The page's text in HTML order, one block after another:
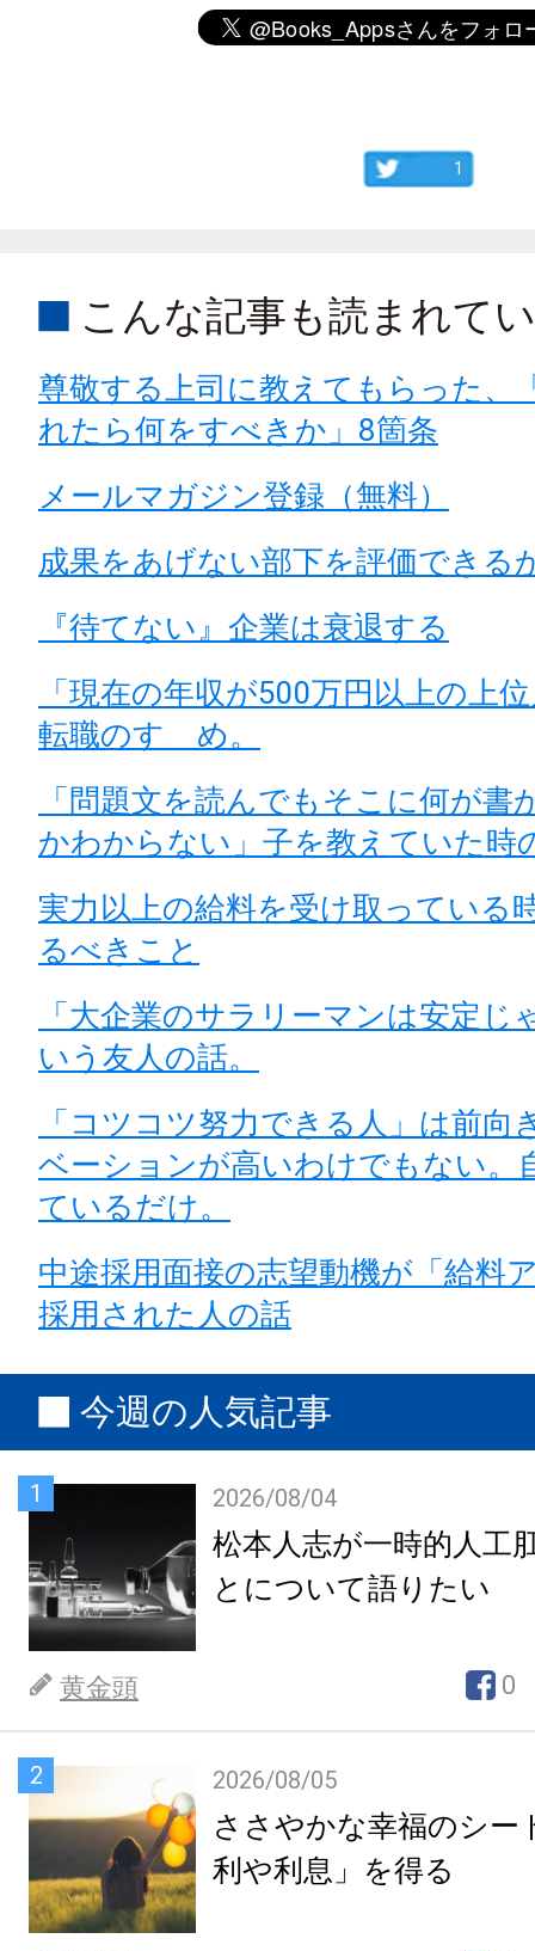
1
こんな記事も読まれて
尊敬する上司に教えてもらった、
れたら何をすべきか」8箇条
メールマガジン登録（無料）
成果をあげない部下を評価できる
『待てない』企業は衰退する
「現在の年収が500万円以上の上
転職のすゝめ。
「問題文を読んでもそこに何が書
かわからない」子を教えていた時
実力以上の給料を受け取っている
るべきこと
「大企業のサラリーマンは安定じ
いう友人の話。
「コツコツ努力できる人」は前向
ベーションが高いわけでもない。
ているだけ。
中途採用面接の志望動機が「給料
採用された人の話
今週の人気記事
1 2026/08/04
松本人志が一時的人工
とについて語りたい
黄金頭 0
2 2026/08/05
ささやかな幸福のシー
利や利息」を得る